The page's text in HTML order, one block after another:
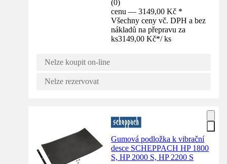
(0)
cenu — 3149,00 Kč *
Všechny ceny vč. DPH a bez
nákladů na přepravu za
ks3149,00 Kč*/ ks
Nelze koupit on-line
Nelze rezervovat
Gumová podložka k vibrační
desce SCHEPPACH HP 1800
S, HP 2000 S, HP 2200 S